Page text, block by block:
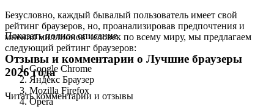
Безусловно, каждый бывалый пользователь имеет свой
рейтинг браузеров, но, проанализировав предпочтения и
мнения миллионов человек по всему миру, мы предлагаем
следующий рейтинг браузеров:
Google Chrome
Яндекс Браузер
Mozilla Firefox
Opera
Показать полное описание
Отзывы и комментарии о Лучшие браузеры
2026 года
Читать комментарии и отзывы